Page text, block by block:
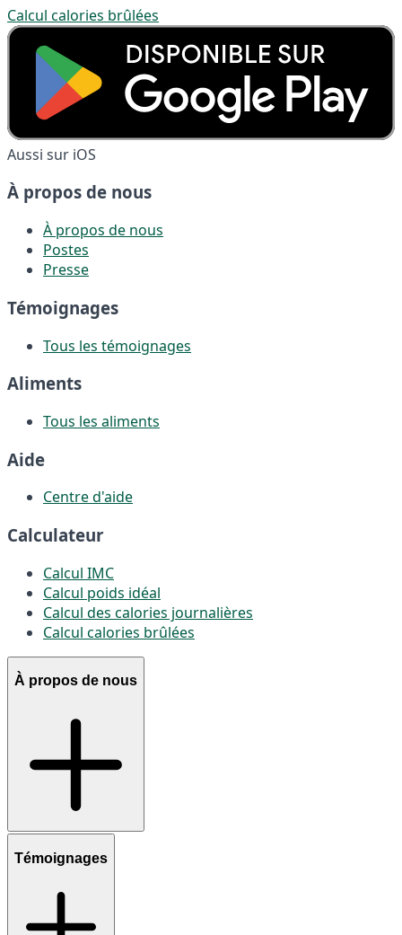
Calcul calories brûlées
Aussi sur iOS
À propos de nous
À propos de nous
Postes
Presse
Témoignages
Tous les témoignages
Aliments
Tous les aliments
Aide
Centre d'aide
Calculateur
Calcul IMC
Calcul poids idéal
Calcul des calories journalières
Calcul calories brûlées
À propos de nous
Témoignages